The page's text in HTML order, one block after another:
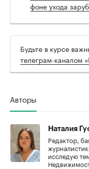
фоне ухода
Будьте в курсе
телеграм-каналом
Авторы
Наталия
Редактор,
исследую